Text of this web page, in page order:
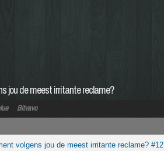
jou de meest irritante reclame?
Bitvavo
volgens jou de meest irritante reclame? #12